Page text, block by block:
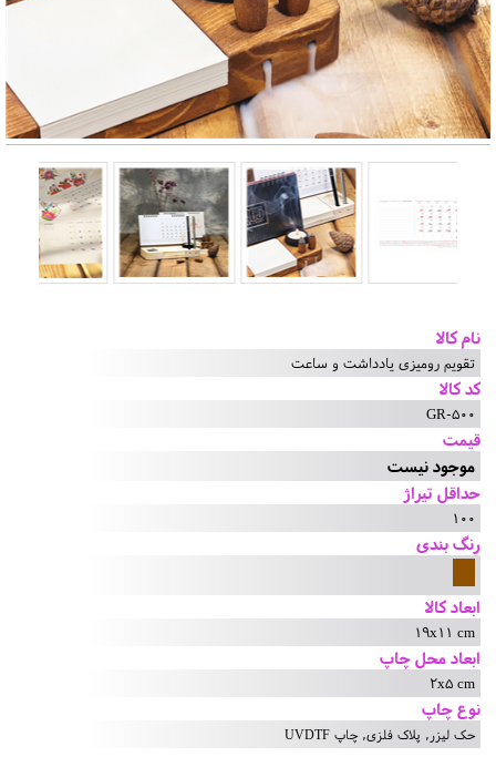
نام کالا
تقویم رومیزی یادداشت و ساعت
کد کالا
GR-500
قیمت
موجود نیست
حداقل تیراژ
100
رنگ بندی
ابعاد کالا
19x11 cm
ابعاد محل چاپ
2x5 cm
نوع چاپ
حک لیزر, پلاک فلزی, چاپ UVDTF